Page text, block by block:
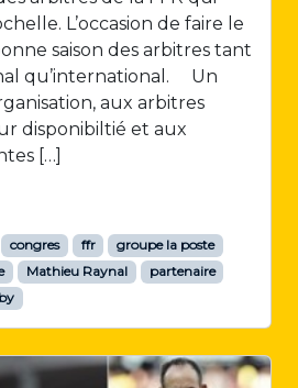
L’occasion de faire le
saison des arbitres tant
qu’international. Un
aux arbitres
disponibiltié et aux
[…]
congres ffr
groupe la poste
Mathieu Raynal
partenaire